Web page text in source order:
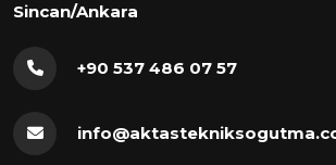
Sincan/Ankara
+90 537 486 07 57